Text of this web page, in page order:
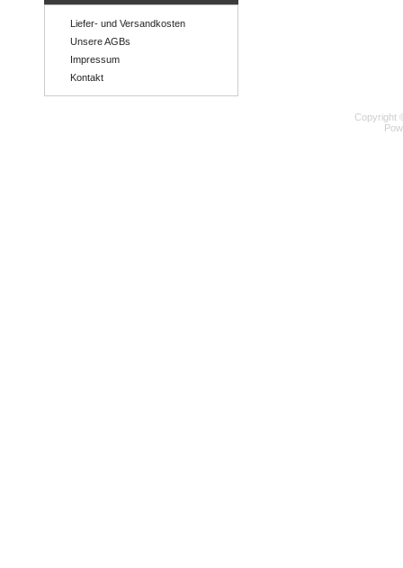
Liefer- und Versandkosten
Unsere AGBs
Impressum
Kontakt
Copyright